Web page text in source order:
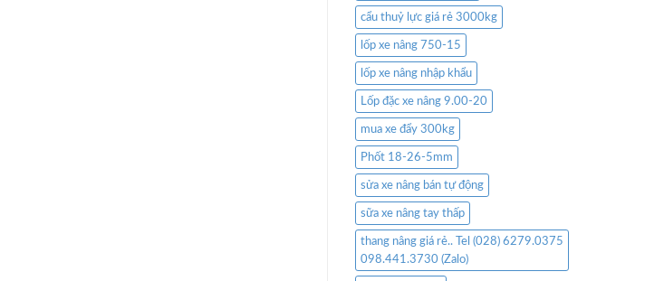
cẩu thuỷ lực giá rẻ 3000kg
lốp xe nâng 750-15
lốp xe nâng nhập khẩu
Lốp đặc xe nâng 9.00-20
mua xe đẩy 300kg
Phốt 18-26-5mm
sửa xe nâng bán tự động
sữa xe nâng tay thấp
thang nâng giá rẻ.. Tel (028) 6279.0375
098.441.3730 (Zalo)